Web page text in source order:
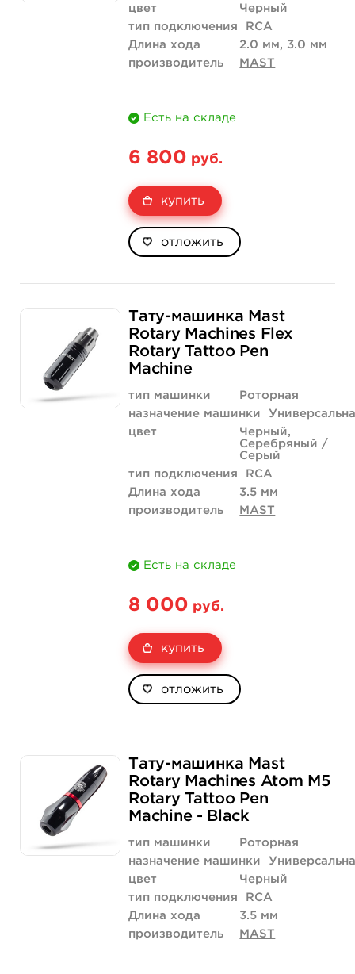
цвет
Черный
тип подключения
RCA
Длина хода
2.0 мм, 3.0 мм
производитель
MAST
Есть на складе
6 800 руб.
купить
отложить
Тату-машинка Mast
Rotary Machines Flex
Rotary Tattoo Pen
Machine
тип машинки
Роторная
назначение машинки
цвет
Черный,
Серебряный /
Серый
тип подключения
RCA
Длина хода
3.5 мм
производитель
MAST
Есть на складе
8 000 руб.
купить
отложить
Тату-машинка Mast
Rotary Machines Atom M5
Rotary Tattoo Pen
Machine - Black
тип машинки
Роторная
назначение машинки
цвет
Черный
тип подключения
RCA
Длина хода
3.5 мм
производитель
MAST